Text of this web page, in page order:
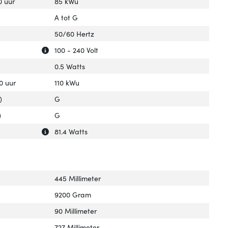
A tot G
50/60 Hertz
Uitleg over 'AC-ingangsspanning'
Verberg uitleg over 'AC-ingangsspanning'
100 - 240 Volt
0.5 Watts
uur
110 kWu
G
G
Uitleg over 'Stroomverbruik (typisch)'
Verberg uitleg over 'Stroomverbruik (typisch)'
81.4 Watts
445 Millimeter
9200 Gram
90 Millimeter